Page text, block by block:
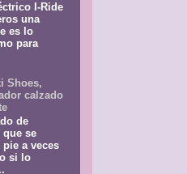
I-Ride
una
es lo
para
Shoes,
calzado
de
se
pie a veces
si lo